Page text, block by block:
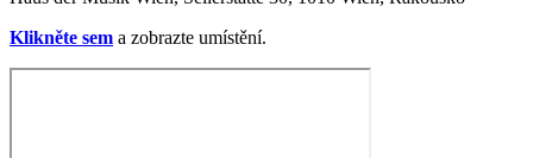
Klikněte sem a zobrazte umístění.